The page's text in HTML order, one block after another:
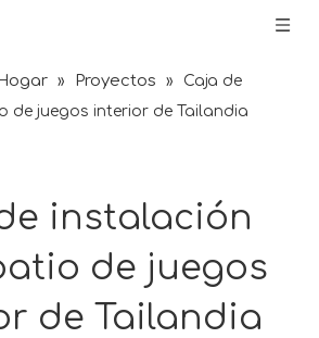
» Proyectos »
Caja de
de juegos interior de Tailandia
instalación
de juegos
de Tailandia